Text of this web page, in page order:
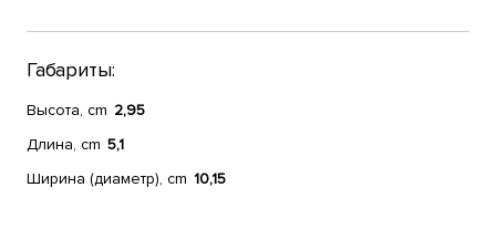
Габариты:
Высота, cm 2,95
Длина, cm 5,1
Ширина (диаметр), cm 10,15